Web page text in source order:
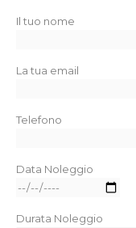
Il tuo nome
La tua email
Telefono
Data Noleggio
Durata Noleggio